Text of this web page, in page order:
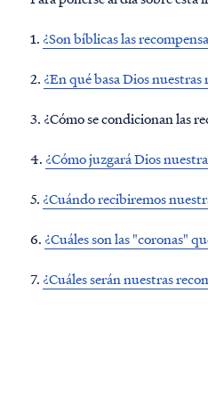
1. ¿Son bíblicas las
2. ¿En qué basa Dios nuestras
3. ¿Cómo se condicionan las
4. ¿Cómo juzgará Dios
5. ¿Cuándo recibiremos
6. ¿Cuáles son las "coronas"
7. ¿Cuáles serán nuestras